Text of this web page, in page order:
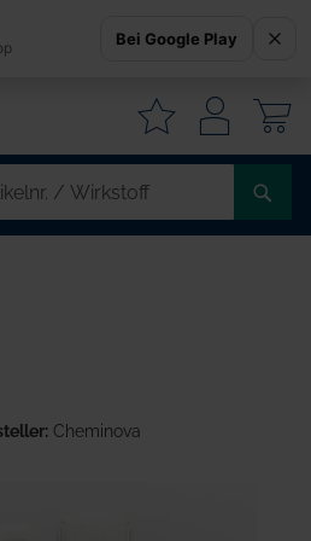
Cheminova
Bei Google Play